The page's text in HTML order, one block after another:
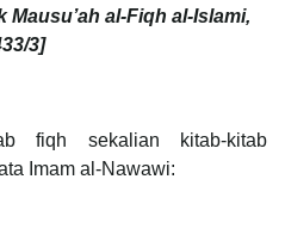
Mausu’ah al-Fiqh al-Islami,
3]
fiqh sekalian kitab-kitab
Imam al-Nawawi: